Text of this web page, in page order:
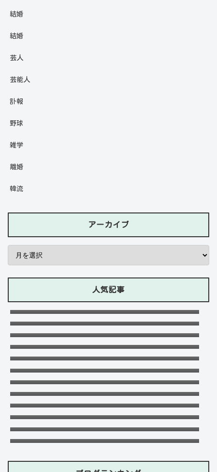
結婚
結婚
芸人
芸能人
訃報
野球
雑学
離婚
韓流
アーカイブ
人気記事
石川ケニーは父と兄は野球選手で母親はアメ
リカ人のハーフ！7人大家族！
Lazの彼女や身長に大学・年齢は？イケメン
プロゲーマーの経歴！【ZETA】
竹下パラダイスだーご本名や年齢に身長は？
恋愛対象やイケメンかも調査！
可愛い政田夢乃選手に彼氏の存在が気にな
る！本当に不倫をしているのか？家族構成が
どうなっているのか？を徹底調査！
千早茜の恋人や結婚した夫は誰？子供や本名
に高校は？引越は離婚が理由？
末永けいの経歴や学歴(高校大学)は？妻(嫁)
は末永ゆかりで離婚した？
福田こうへいの結婚相手の嫁(妻)や子供
(娘・息子)など家族構成まとめ！
ドンマイ川端は結婚した嫁がいる？母親・兄
妹・父親に年収や学歴経歴も！
おだけいの元カノ人気歌手はちゃんみな！過
去の匂わせや動画流出の犯人は？
五条院凌のすっぴんや足太い画像がヤバい！
本当は美脚でスタイル良い？
天畠大輔の妻や母は？医療事故や経歴に大学
進学はモテたかったから！
デジポリスは東京だけ？大阪や埼玉・神奈
川・愛知など他の地域にもある？